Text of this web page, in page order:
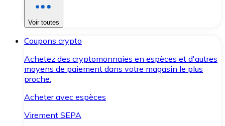
Voir toutes
Coupons crypto
Achetez des cryptomonnaies en espèces et d'autres
moyens de paiement dans votre magasin le plus
proche.
Acheter avec espèces
Virement SEPA